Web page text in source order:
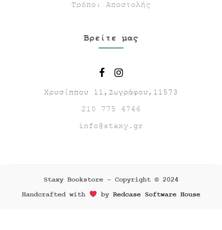
Τρόποι Αποστολής
Βρείτε μας
Χρυσίππου 11,Ζωγράφου,11573
210 775 4746
info@staxy.gr
Staxy Bookstore - Copyright © 2024
Handcrafted with
by Redcase Software House